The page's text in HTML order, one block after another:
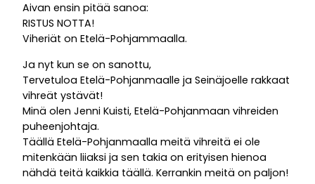
Aivan ensin pitää sanoa:
RISTUS NOTTA!
Viheriät on Etelä-Pohjammaalla.
Ja nyt kun se on sanottu,
Tervetuloa Etelä-Pohjanmaalle ja Seinäjoelle rakkaat
vihreät ystävät!
Minä olen Jenni Kuisti, Etelä-Pohjanmaan vihreiden
puheenjohtaja.
Täällä Etelä-Pohjanmaalla meitä vihreitä ei ole
mitenkään liiaksi ja sen takia on erityisen hienoa
nähdä teitä kaikkia täällä. Kerrankin meitä on paljon!